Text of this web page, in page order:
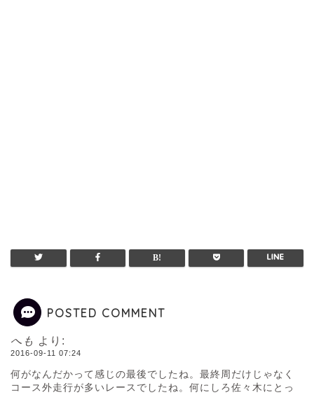
POSTED COMMENT
へも より:
2016-09-11 07:24
何がなんだかって感じの最後でしたね。最終周だけじゃなく
コース外走行が多いレースでしたね。何にしろ佐々木にとっ